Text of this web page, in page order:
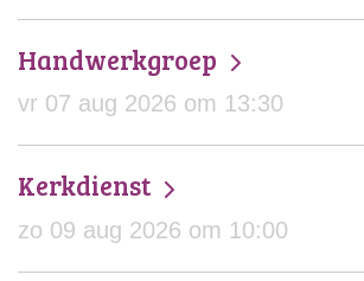
Handwerkgroep
vr 07 aug 2026 om 13:30
Kerkdienst
zo 09 aug 2026 om 10:00